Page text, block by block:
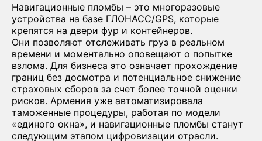
Навигационные пломбы – это многоразовые
устройства на базе ГЛОНАСС/GPS, которые
крепятся на двери фур и контейнеров.
Они позволяют отслеживать груз в реальном
времени и моментально оповещают о попытке
взлома. Для бизнеса это означает прохождение
границ без досмотра и потенциальное снижение
страховых сборов за счет более точной оценки
рисков. Армения уже автоматизировала
таможенные процедуры, работая по модели
«единого окна», и навигационные пломбы станут
следующим этапом цифровизации отрасли.